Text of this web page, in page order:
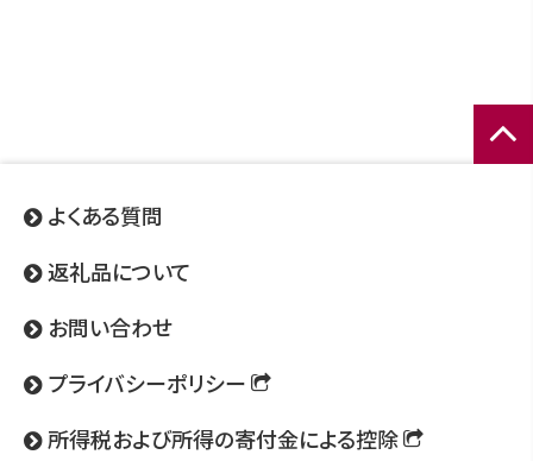
ページ
よくある質問
返礼品について
お問い合わせ
プライバシーポリシー
所得税および所得の寄付金による控除